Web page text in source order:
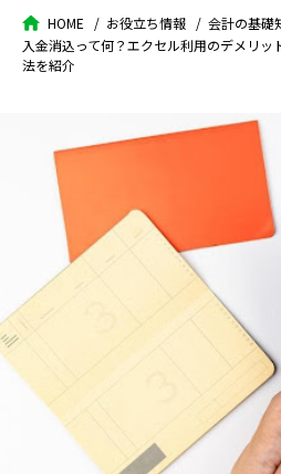
HOME お役立ち情報
会計の基礎
入金消込って何？エクセル利用のデメリ
法を紹介